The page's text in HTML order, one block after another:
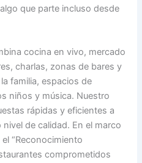
que parte incluso desde
cocina en vivo, mercado
charlas, zonas de bares y
familia, espacios de
niños y música. Nuestro
rápidas y eficientes a
de calidad. En el marco
“Reconocimiento
comprometidos